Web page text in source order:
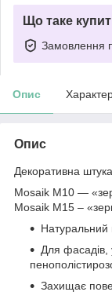
Що таке
Замовлення
Опис
Опис
Декоративна
Mosaik M10 —
Mosaik M15 –
Натуральний
Для фасадів,
Захищає